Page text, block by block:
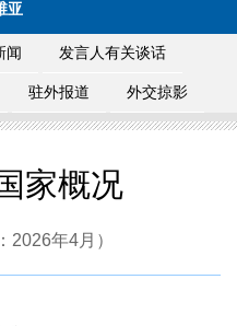
亚
闻 发言人有关谈话
驻外报道 外交掠影
家概况
2026年4月）